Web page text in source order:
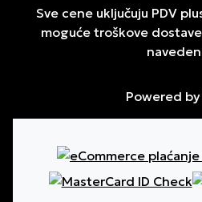
Sve cene uključuju PDV
moguće troškove
Powered by